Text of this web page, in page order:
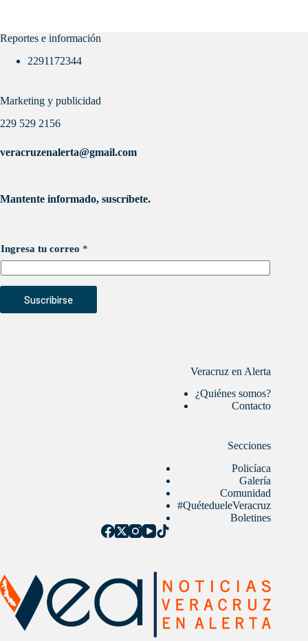
Reportes e información
2291172344
Marketing y publicidad
229 529 2156
veracruzenalerta@gmail.com
Mantente informado, suscríbete.
Ingresa tu correo *
Suscribirse
Veracruz en Alerta
¿Quiénes somos?
Contacto
Secciones
Policíaca
Galería
Comunidad
#QuétedueleVeracruz
Boletines